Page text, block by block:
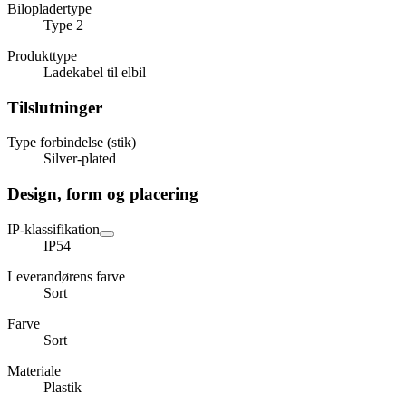
Bilopladertype
Type 2
Produkttype
Ladekabel til elbil
Tilslutninger
Type forbindelse (stik)
Silver-plated
Design, form og placering
IP-klassifikation
IP54
Leverandørens farve
Sort
Farve
Sort
Materiale
Plastik